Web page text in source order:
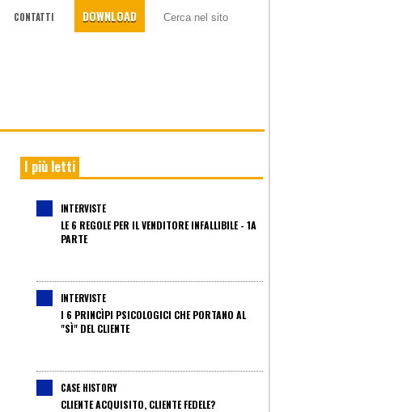
CONTATTI DOWNLOAD
I più letti
INTERVISTE
LE 6 REGOLE PER IL VENDITORE INFALLIBILE - 1A
PARTE
INTERVISTE
I 6 PRINCÌPI PSICOLOGICI CHE PORTANO AL
"SÌ" DEL CLIENTE
CASE HISTORY
CLIENTE ACQUISITO, CLIENTE FEDELE?